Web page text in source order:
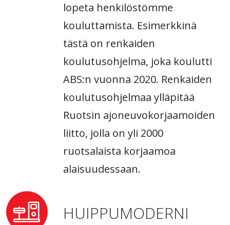
lopeta henkilöstömme
kouluttamista. Esimerkkinä
tästä on renkaiden
koulutusohjelma, joka koulutti
ABS:n vuonna 2020. Renkaiden
koulutusohjelmaa ylläpitää
Ruotsin ajoneuvokorjaamoiden
liitto, jolla on yli 2000
ruotsalaista korjaamoa
alaisuudessaan.
HUIPPUMODERNI